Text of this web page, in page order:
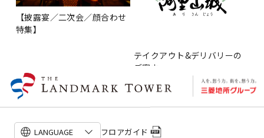
LANGUAGE フロアガイド
【披露宴／二次会／顔合わせ
特集】
テイクアウト&デリバリーの
ご案内